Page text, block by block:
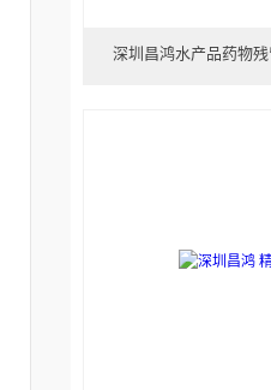
深圳昌鸿水产品药物